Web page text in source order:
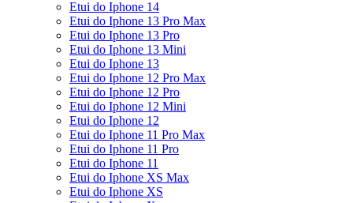
Etui do Iphone 14
Etui do Iphone 13 Pro Max
Etui do Iphone 13 Pro
Etui do Iphone 13 Mini
Etui do Iphone 13
Etui do Iphone 12 Pro Max
Etui do Iphone 12 Pro
Etui do Iphone 12 Mini
Etui do Iphone 12
Etui do Iphone 11 Pro Max
Etui do Iphone 11 Pro
Etui do Iphone 11
Etui do Iphone XS Max
Etui do Iphone XS